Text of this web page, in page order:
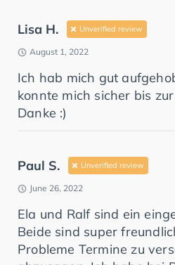
Lisa H. Unverified review
August 1, 2022
Ich hab mich gut
konnte mich sicher bis
Danke :)
Paul S. Unverified review
June 26, 2022
Ela und Ralf sind ein
Beide sind super
Probleme Termine zu